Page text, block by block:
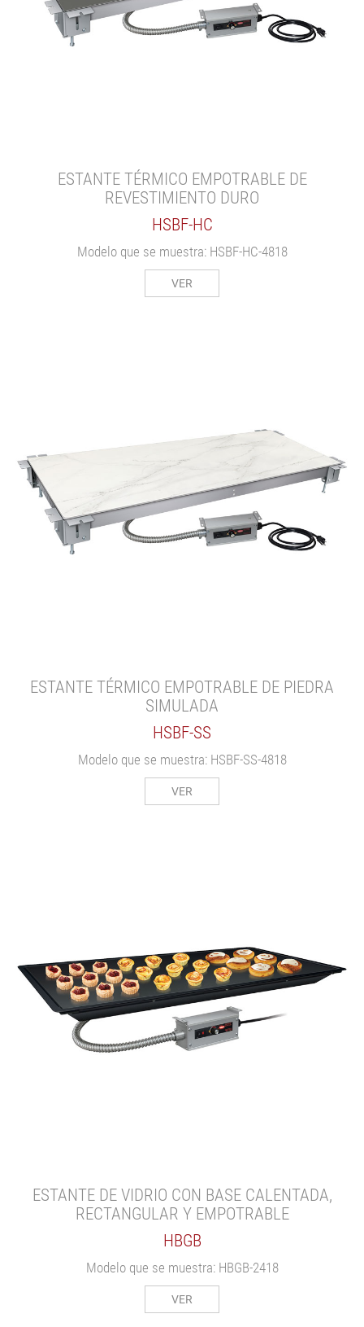
ESTANTE TÉRMICO EMPOTRABLE DE
REVESTIMIENTO DURO
HSBF-HC
Modelo que se muestra: HSBF-HC-4818
VER
ESTANTE TÉRMICO EMPOTRABLE DE PIEDRA
SIMULADA
HSBF-SS
Modelo que se muestra: HSBF-SS-4818
VER
ESTANTE DE VIDRIO CON BASE CALENTADA,
RECTANGULAR Y EMPOTRABLE
HBGB
Modelo que se muestra: HBGB-2418
VER